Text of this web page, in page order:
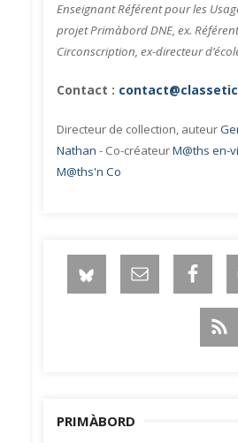
Enseignant Référent pour les
projet Primàbord DNE, ex.
Circonscription, ex-directeur
Contact :
Directeur de collection, auteur
Nathan - Co-créateurM@ths en-
M@ths'n Co
PRIMÀBORD